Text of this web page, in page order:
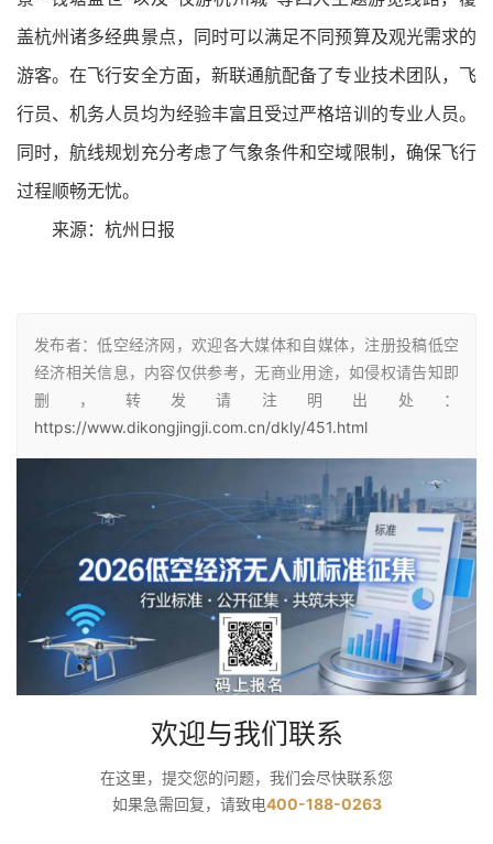
盖杭州诸多经典景点，同时可以满足不同预算及观光需求的
游客。在飞行安全方面，新联通航配备了专业技术团队，飞
行员、机务人员均为经验丰富且受过严格培训的专业人员。
同时，航线规划充分考虑了气象条件和空域限制，确保飞行
过程顺畅无忧。
来源：杭州日报
发布者：低空经济网，欢迎各大媒体和自媒体，注册投稿低空
经济相关信息，内容仅供参考，无商业用途，如侵权请告知即
删，转发请注明出处：
https://www.dikongjingji.com.cn/dkly/451.html
欢迎与我们联系
在这里，提交您的问题，我们会尽快联系您
如果急需回复，请致电400-188-0263